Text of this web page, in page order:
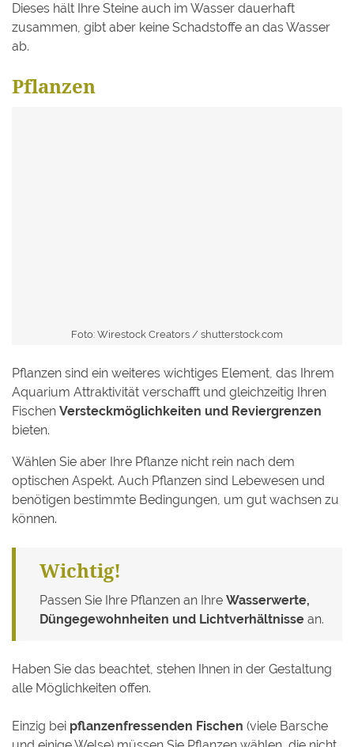
Dieses hält Ihre Steine auch im Wasser dauerhaft
zusammen, gibt aber keine Schadstoffe an das Wasser
ab.
Pflanzen
Foto: Wirestock Creators / shutterstock.com
Pflanzen sind ein weiteres wichtiges Element, das Ihrem
Aquarium Attraktivität verschafft und gleichzeitig Ihren
Fischen Versteckmöglichkeiten und Reviergrenzen
bieten.
Wählen Sie aber Ihre Pflanze nicht rein nach dem
optischen Aspekt. Auch Pflanzen sind Lebewesen und
benötigen bestimmte Bedingungen, um gut wachsen zu
können.
Wichtig!
Passen Sie Ihre Pflanzen an Ihre Wasserwerte,
Düngegewohnheiten und Lichtverhältnisse an.
Haben Sie das beachtet, stehen Ihnen in der Gestaltung
alle Möglichkeiten offen.
Einzig bei pflanzenfressenden Fischen (viele Barsche